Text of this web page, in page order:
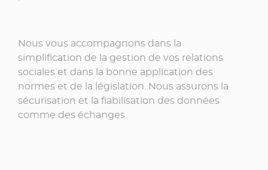
Nous vous accompagnons dans la
simplification de la gestion de vos relations
sociales et dans la bonne application des
normes et de la législation. Nous assurons la
sécurisation et la fiabilisation des données
comme des échanges.